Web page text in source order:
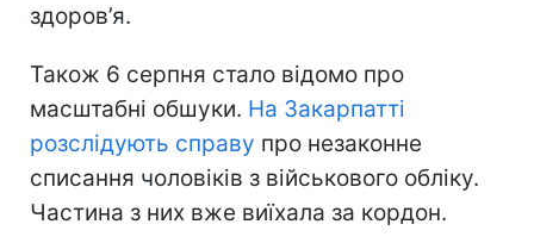
здоров’я.
Також 6 серпня стало відомо про
масштабні обшуки. На Закарпатті
розслідують справу про незаконне
списання чоловіків з військового обліку.
Частина з них вже виїхала за кордон.